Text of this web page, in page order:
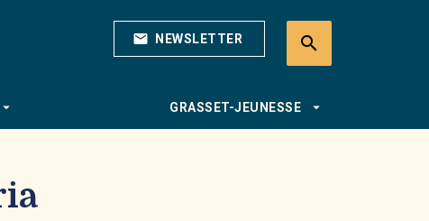
mail NEWSLETTER search
arrow_drop_down GRASSET-JEUNESSE arrow_drop_down